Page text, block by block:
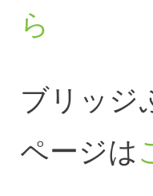
ら
ブリッジ
ページは